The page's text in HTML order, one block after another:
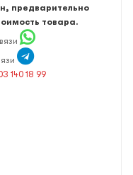
предварительно
товара.
140 18 99